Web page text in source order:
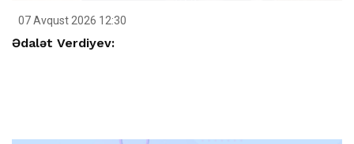
07 Avqust 2026 12:30
Ədalət Verdiyev: